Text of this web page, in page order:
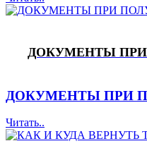
ДОКУМЕНТЫ
ДОКУМЕНТЫ ПРИ
Читать..